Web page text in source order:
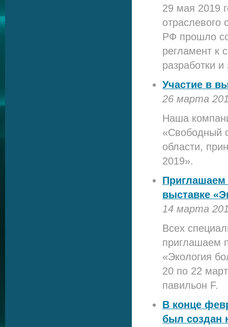
29 мая 2019
отраслевого
РФ прошло
регламент к
разработки
Участие в
26 марта
Наша
«Свободный
области,
2019».
Приглашаем
выставке
14 марта
Всех
приглашаем
«Экология
20 по 22
павильон F.
В конце
был создан